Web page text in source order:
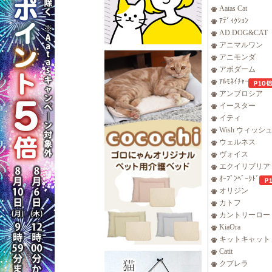
Aatas Cat
ｱﾃﾞｨｸｼｮﾝ
AD.DOG&CAT
アニマルワン
アニモンダ
アボダーム
ｱﾙﾓﾈｲﾁｬｰ
アンブロシア
イースター
イティ
Wish ウィッシュ
ウェルネス
ヴォイス
エクイリブリア
ｵｰﾌﾞﾝﾍﾞｰｸﾄﾞ
オリジン
カトフ
カントリーロー
KiaOra
キットキャット
Catit
クプレラ